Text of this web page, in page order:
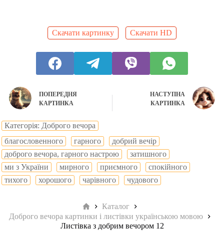
Скачати картинку Скачати HD
ПОПЕРЕДНЯ
КАРТИНКА
НАСТУПНА
КАРТИНКА
Категорія: Доброго вечора
благословенного
гарного
добрий вечір
доброго вечора, гарного настрою
затишного
ми з України
мирного приємного
спокійного
тихого
хорошого чарівного чудового
Головна
Каталог
Доброго вечора картинки і листівки українською мовою
Листівка з добрим вечором 12